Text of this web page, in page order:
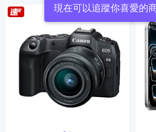
現在可以追蹤你喜愛的